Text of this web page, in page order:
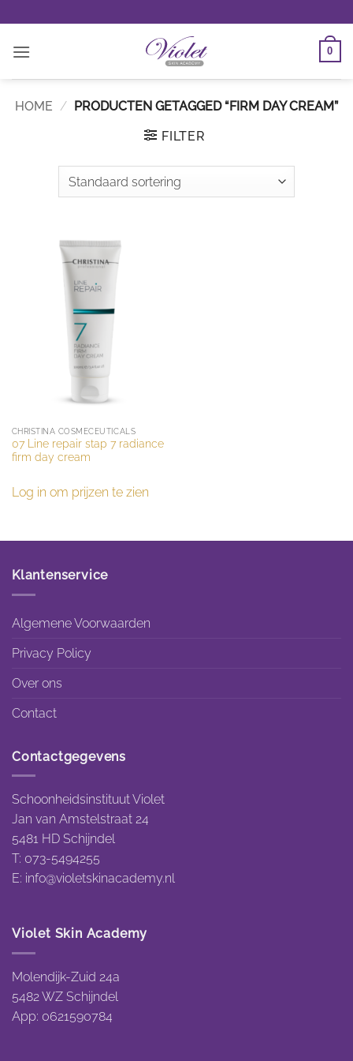
naar
inhoud
0
HOME / PRODUCTEN GETAGGED “FIRM DAY CREAM”
FILTER
CHRISTINA COSMECEUTICALS
07 Line repair stap 7 radiance
firm day cream
Log in om prijzen te zien
Klantenservice
Algemene Voorwaarden
Privacy Policy
Over ons
Contact
Contactgegevens
Schoonheidsinstituut Violet
Jan van Amstelstraat 24
5481 HD Schijndel
T: 073-5494255
E: info@violetskinacademy.nl
Violet Skin Academy
Molendijk-Zuid 24a
5482 WZ Schijndel
App: 0621590784